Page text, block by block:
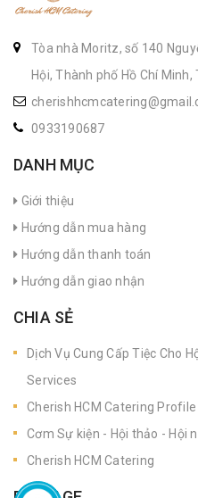
Tòa nhà Moritz, số 140
Hội, Thành phố Hồ Chí Minh,
0933190687
DANH MỤC
Giới thiệu
Hướng dẫn mua hàng
Hướng dẫn thanh toán
Hướng dẫn giao nhận
CHIA SẺ
Dịch Vụ Cung Cấp Tiệc Cho
Services
Cherish HCM Catering Profile
Cơm Sự kiện - Hội thảo - Hội
Cherish HCM Catering